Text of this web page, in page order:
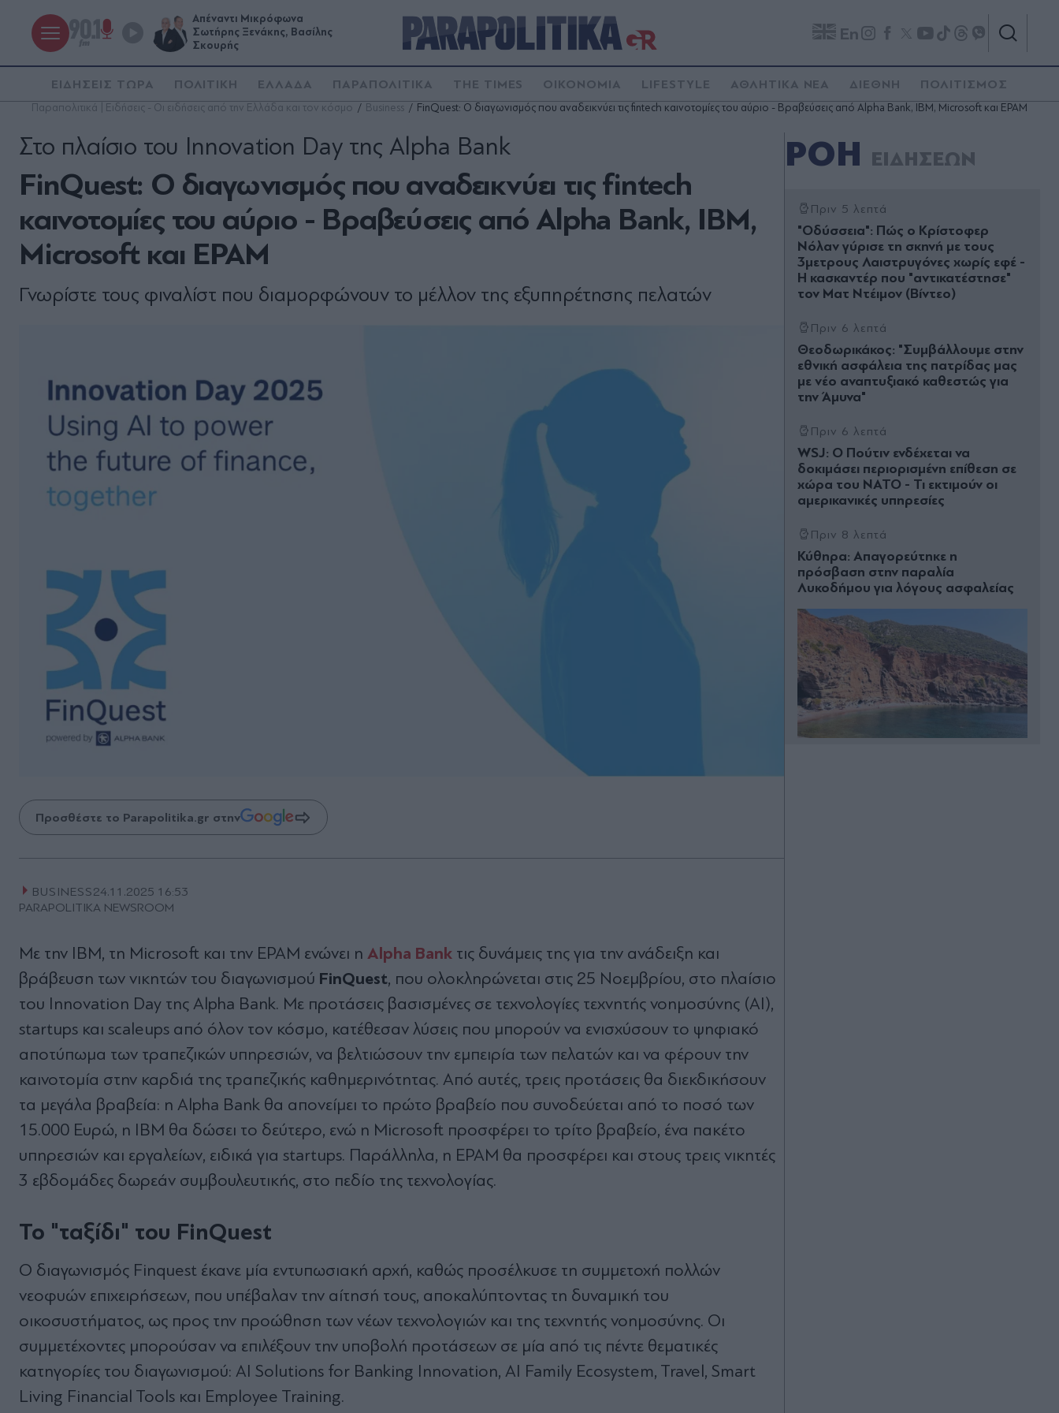
Απέναντι Μικρόφωνα
Σωτήρης Ξενάκης, Βασίλης
Σκουρής
En
ΕΙΔΗΣΕΙΣ ΤΩΡΑ ΠΟΛΙΤΙΚΗ ΕΛΛΑΔΑ ΠΑΡΑΠΟΛΙΤΙΚΑ THE TIMES ΟΙΚΟΝΟΜΙΑ LIFESTYLE ΑΘΛΗΤΙΚΑ ΝΕΑ ΔΙΕΘΝΗ ΠΟΛΙΤΙΣΜΟΣ
Παραπολιτικά | Ειδήσεις - Οι ειδήσεις από την Ελλάδα και τον κόσμο Business FinQuest: Ο διαγωνισμός που αναδεικνύει τις fintech καινοτομίες του αύριο - Βραβεύσεις από Alpha Bank, IBM, Microsoft και EPAM
FinQuest: Ο διαγωνισμός που αναδεικνύει τις fintech
καινοτομίες του αύριο - Βραβεύσεις από Alpha Bank, IBM,
Microsoft και EPAM
Στο πλαίσιο του Innovation Day της Alpha Bank
Γνωρίστε τους φιναλίστ που διαμορφώνουν το μέλλον της εξυπηρέτησης πελατών
Προσθέστε το Parapolitika.gr στην
BUSINESS24.11.2025 16:53
PARAPOLITIKA NEWSROOM
Με την ΙΒΜ, τη Microsoft και την EPAM ενώνει η Alpha Bank τις δυνάμεις της για την ανάδειξη και
βράβευση των νικητών του διαγωνισμού FinQuest, που ολοκληρώνεται στις 25 Νοεμβρίου, στο πλαίσιο
του Innovation Day της Alpha Bank. Με προτάσεις βασισμένες σε τεχνολογίες τεχνητής νοημοσύνης (AI),
startups και scaleups από όλον τον κόσμο, κατέθεσαν λύσεις που μπορούν να ενισχύσουν το ψηφιακό
αποτύπωμα των τραπεζικών υπηρεσιών, να βελτιώσουν την εμπειρία των πελατών και να φέρουν την
καινοτομία στην καρδιά της τραπεζικής καθημερινότητας. Από αυτές, τρεις προτάσεις θα διεκδικήσουν
τα μεγάλα βραβεία: η Alpha Bank θα απονείμει το πρώτο βραβείο που συνοδεύεται από το ποσό των
15.000 Ευρώ, η ΙΒΜ θα δώσει το δεύτερο, ενώ η Microsoft προσφέρει το τρίτο βραβείο, ένα πακέτο
υπηρεσιών και εργαλείων, ειδικά για startups. Παράλληλα, η EPAM θα προσφέρει και στους τρεις νικητές
3 εβδομάδες δωρεάν συμβουλευτικής, στο πεδίο της τεχνολογίας.
Το "ταξίδι" του FinQuest
Ο διαγωνισμός Finquest έκανε μία εντυπωσιακή αρχή, καθώς προσέλκυσε τη συμμετοχή πολλών
νεοφυών επιχειρήσεων, που υπέβαλαν την αίτησή τους, αποκαλύπτοντας τη δυναμική του
οικοσυστήματος, ως προς την προώθηση των νέων τεχνολογιών και της τεχνητής νοημοσύνης. Οι
συμμετέχοντες μπορούσαν να επιλέξουν την υποβολή προτάσεων σε μία από τις πέντε θεματικές
κατηγορίες του διαγωνισμού: AI Solutions for Banking Innovation, AI Family Ecosystem, Travel, Smart
Living Financial Tools και Employee Training.
ΡΟΗ ΕΙΔΗΣΕΩΝ
Πριν 5 λεπτά
"Οδύσσεια": Πώς ο Κρίστοφερ
Νόλαν γύρισε τη σκηνή με τους
3μετρους Λαιστρυγόνες χωρίς εφέ -
Η κασκαντέρ που "αντικατέστησε"
τον Ματ Ντέιμον (Βίντεο)
Πριν 6 λεπτά
Θεοδωρικάκος: "Συμβάλλουμε στην
εθνική ασφάλεια της πατρίδας μας
με νέο αναπτυξιακό καθεστώς για
την Άμυνα"
Πριν 6 λεπτά
WSJ: Ο Πούτιν ενδέχεται να
δοκιμάσει περιορισμένη επίθεση σε
χώρα του ΝΑΤΟ - Τι εκτιμούν οι
αμερικανικές υπηρεσίες
Πριν 8 λεπτά
Κύθηρα: Απαγορεύτηκε η
πρόσβαση στην παραλία
Λυκοδήμου για λόγους ασφαλείας